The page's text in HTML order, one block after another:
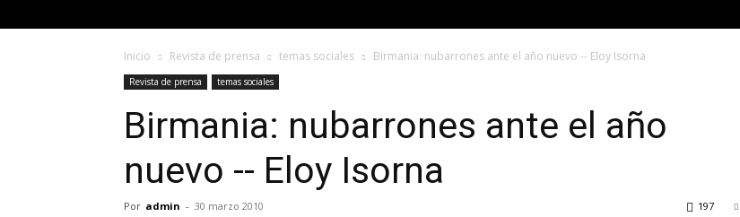
Inicio Revista de prensa temas sociales Birmania: nubarrones ante el año nuevo -- Eloy Isorna
Revista de prensa temas sociales
Birmania: nubarrones ante el año
nuevo -- Eloy Isorna
Por admin - 30 marzo 2010 197